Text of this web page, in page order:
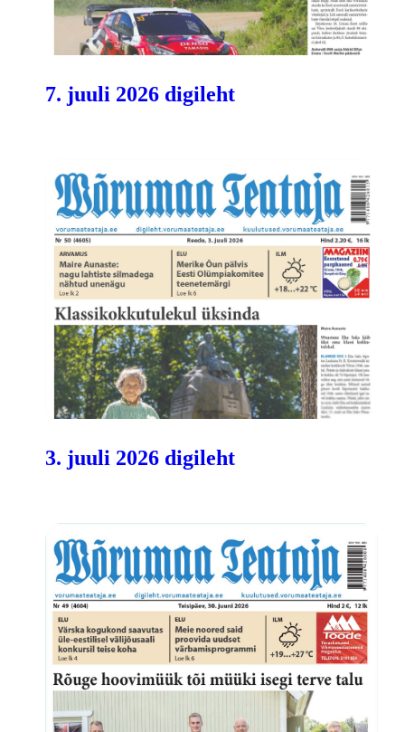
7. juuli 2026 digileht
3. juuli 2026 digileht